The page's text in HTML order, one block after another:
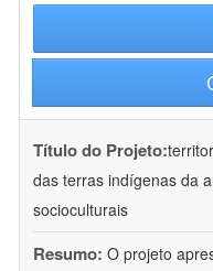
Título do Projeto:
das terras indígenas da
socioculturais
Resumo: O projeto